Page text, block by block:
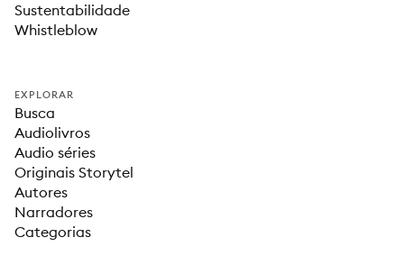
Sustentabilidade
Whistleblow
EXPLORAR
Busca
Audiolivros
Audio séries
Originais Storytel
Autores
Narradores
Categorias